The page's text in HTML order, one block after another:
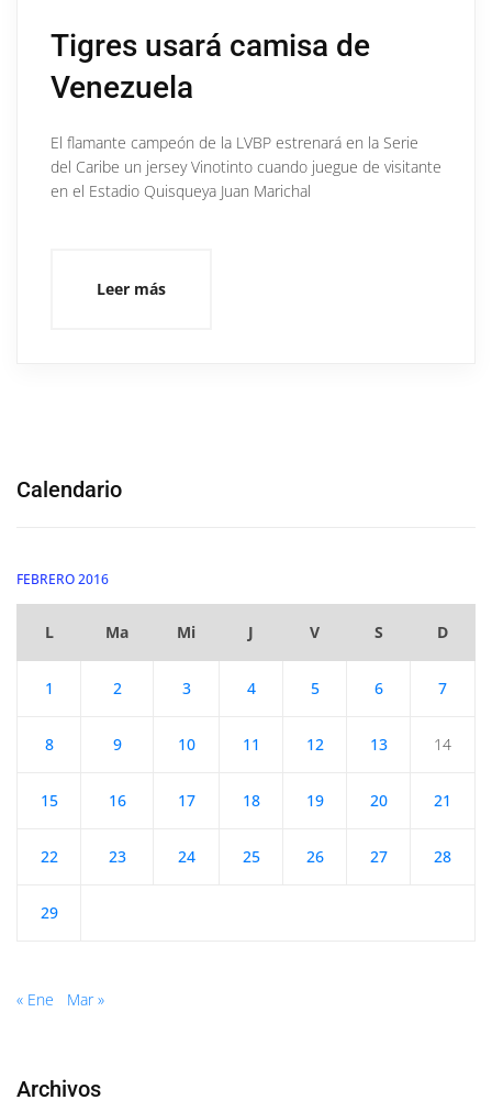
Tigres usará camisa de
Venezuela
El flamante campeón de la LVBP estrenará en la Serie
del Caribe un jersey Vinotinto cuando juegue de visitante
en el Estadio Quisqueya Juan Marichal
Leer más
Calendario
FEBRERO 2016
L Ma Mi J V S D
1 2 3 4 5 6 7
8 9 10 11 12 13 14
15 16 17 18 19 20 21
22 23 24 25 26 27 28
29
« Ene Mar »
Archivos